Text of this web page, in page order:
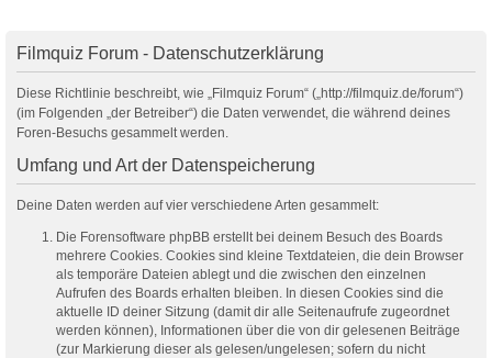
Filmquiz Forum - Datenschutzerklärung
Diese Richtlinie beschreibt, wie „Filmquiz Forum“ („http://filmquiz.de/forum“)
(im Folgenden „der Betreiber“) die Daten verwendet, die während deines
Foren-Besuchs gesammelt werden.
Umfang und Art der Datenspeicherung
Deine Daten werden auf vier verschiedene Arten gesammelt:
Die Forensoftware phpBB erstellt bei deinem Besuch des Boards
mehrere Cookies. Cookies sind kleine Textdateien, die dein Browser
als temporäre Dateien ablegt und die zwischen den einzelnen
Aufrufen des Boards erhalten bleiben. In diesen Cookies sind die
aktuelle ID deiner Sitzung (damit dir alle Seitenaufrufe zugeordnet
werden können), Informationen über die von dir gelesenen Beiträge
(zur Markierung dieser als gelesen/ungelesen; sofern du nicht